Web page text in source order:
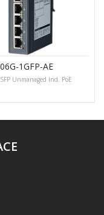
1GFP-AE
Unmanaged Ind. PoE